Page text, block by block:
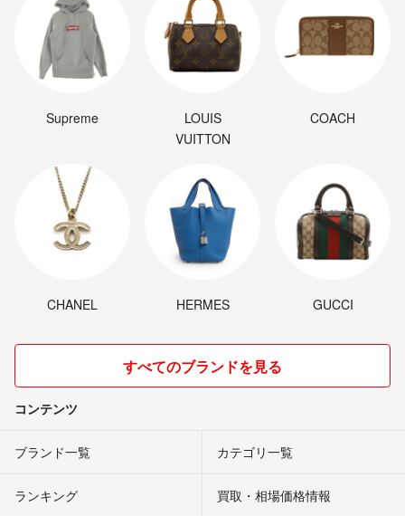
Supreme
LOUIS
VUITTON
COACH
CHANEL HERMES GUCCI
すべてのブランドを見る
コンテンツ
ブランド一覧 カテゴリ一覧
ランキング 買取・相場価格情報